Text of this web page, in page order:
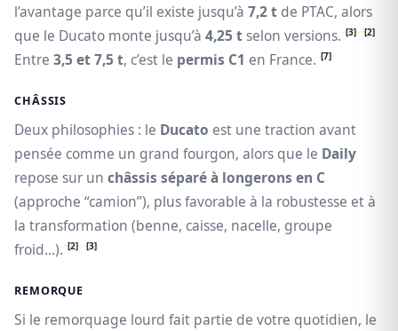
l’avantage parce qu’il existe jusqu’à 7,2 t de PTAC, alors
que le Ducato monte jusqu’à 4,25 tselon versions. [3] [2]
Entre 3,5 et 7,5 t, c’est le permis C1 en France. [7]
CHÂSSIS
Deux philosophies : le Ducato est une traction avant
pensée comme un grand fourgon, alors que le Daily
repose sur un châssis séparé à longerons en C
(approche “camion”), plus favorable à la robustesse et à
la transformation (benne, caisse, nacelle, groupe
froid…). [2] [3]
REMORQUE
Si le remorquage lourd fait partie de votre quotidien, le